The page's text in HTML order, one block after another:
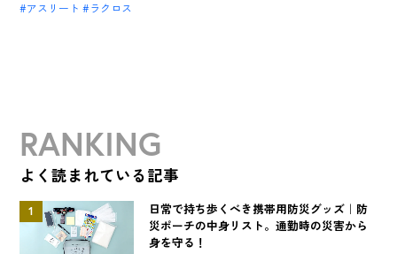
アスリート
ラクロス
RANKING
よく読まれている記事
1
日常で持ち歩くべき携帯用防災グッズ｜防
災ポーチの中身リスト。通勤時の災害から
身を守る！